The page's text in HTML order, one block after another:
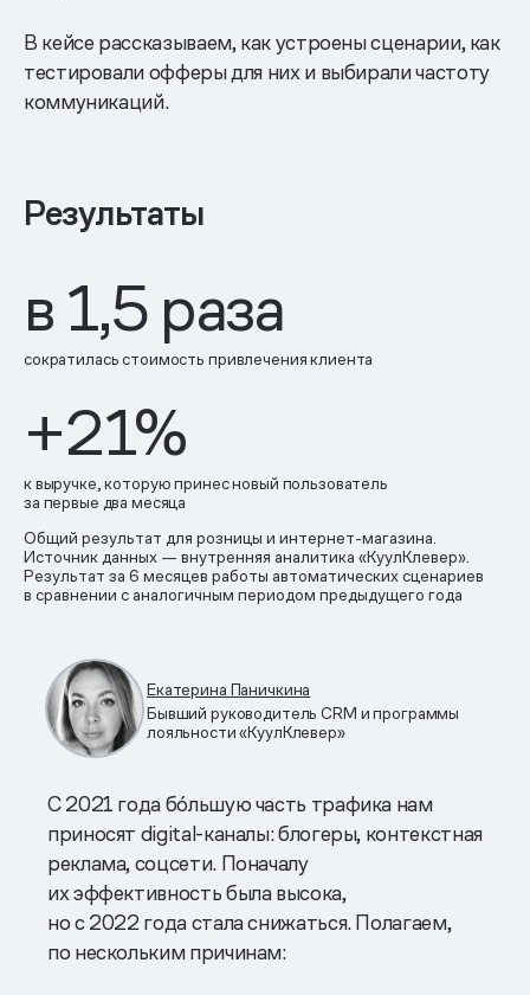
В кейсе рассказываем, как устроены сценарии, как
тестировали офферы для них и выбирали частоту
коммуникаций.
Результаты
в 1,5 раза
сократилась стоимость привлечения клиента
+21%
к выручке, которую принес новый пользователь
за первые два месяца
Общий результат для розницы и интернет-магазина.
Источник данных — внутренняя аналитика «КуулКлевер».
Результат за 6 месяцев работы автоматических сценариев
в сравнении с аналогичным периодом предыдущего года
Екатерина Паничкина
Бывший руководитель CRM и программы
лояльности «КуулКлевер»
С 2021 года бóльшую часть трафика нам
приносят digital-каналы: блогеры, контекстная
реклама, соцсети. Поначалу
их эффективность была высока,
но с 2022 года стала снижаться. Полагаем,
по нескольким причинам: